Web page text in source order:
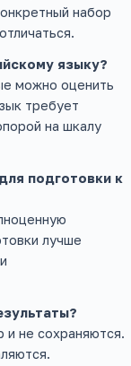
набор
языку?
можно оценить
требует
на шкалу
подготовки к
лучше
и не сохраняются.